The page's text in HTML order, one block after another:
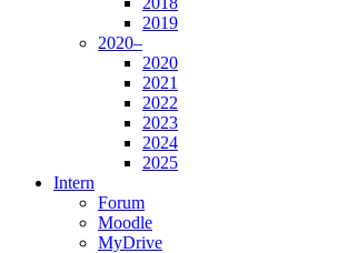
2019
2020–
2020
2021
2022
2023
2024
2025
Intern
Forum
Moodle
MyDrive